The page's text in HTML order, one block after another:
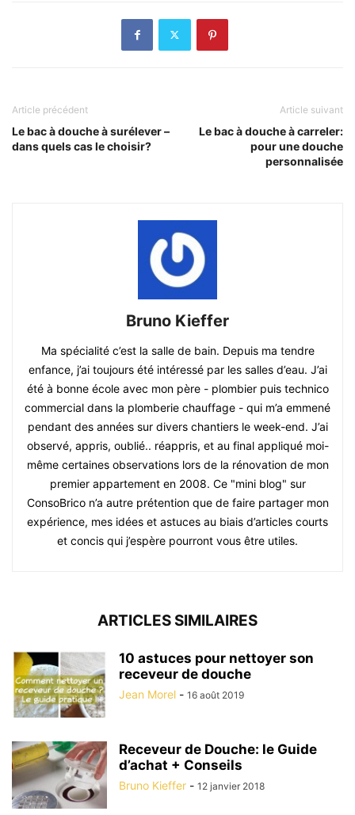
Article précédent
Le bac à douche à surélever –
dans quels cas le choisir?
Article suivant
Le bac à douche à carreler:
pour une douche
personnalisée
Bruno Kieffer
Ma spécialité c’est la salle de bain. Depuis ma tendre
enfance, j’ai toujours été intéressé par les salles d’eau. J’ai
été à bonne école avec mon père - plombier puis technico
commercial dans la plomberie chauffage - qui m’a emmené
pendant des années sur divers chantiers le week-end. J’ai
observé, appris, oublié.. réappris, et au final appliqué moi-
même certaines observations lors de la rénovation de mon
premier appartement en 2008. Ce "mini blog" sur
ConsoBrico n’a autre prétention que de faire partager mon
expérience, mes idées et astuces au biais d’articles courts
et concis qui j’espère pourront vous être utiles.
ARTICLES SIMILAIRES
10 astuces pour nettoyer son
receveur de douche
Jean Morel - 16 août 2019
Receveur de Douche: le Guide
d’achat + Conseils
Bruno Kieffer - 12 janvier 2018